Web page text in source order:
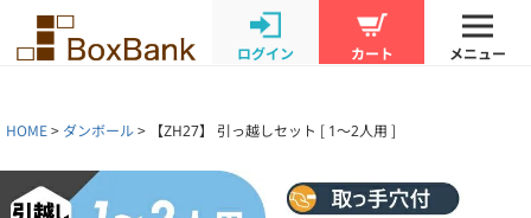
ログイン カート メニュー
HOME ダンボール 【ZH27】 引っ越しセット [ 1～2人用 ]